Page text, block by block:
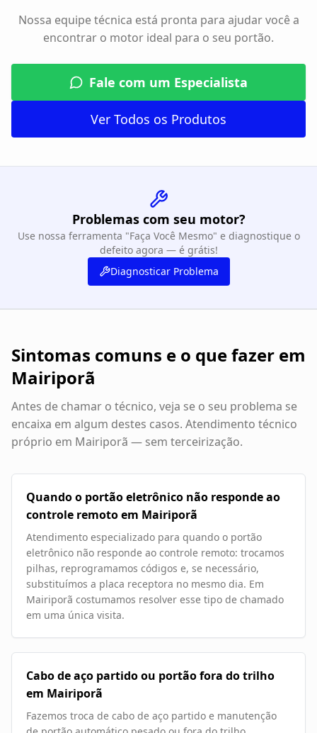
Nossa equipe técnica está pronta para ajudar você a
encontrar o motor ideal para o seu portão.
Fale com um Especialista
Ver Todos os Produtos
Problemas com seu motor?
Use nossa ferramenta "Faça Você Mesmo" e diagnostique o
defeito agora — é grátis!
Diagnosticar Problema
Sintomas comuns e o que fazer em
Mairiporã
Antes de chamar o técnico, veja se o seu problema se
encaixa em algum destes casos. Atendimento técnico
próprio em Mairiporã — sem terceirização.
Quando o portão eletrônico não responde ao
controle remoto em Mairiporã
Atendimento especializado para quando o portão
eletrônico não responde ao controle remoto: trocamos
pilhas, reprogramamos códigos e, se necessário,
substituímos a placa receptora no mesmo dia. Em
Mairiporã costumamos resolver esse tipo de chamado
em uma única visita.
Cabo de aço partido ou portão fora do trilho
em Mairiporã
Fazemos troca de cabo de aço partido e manutenção